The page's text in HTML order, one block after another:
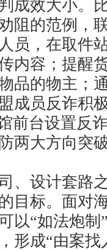
成效大小。
阻的范例，
员，在取件
内容；提醒
品的物主；
成员反诈积
前台设置反
大方向突
设计套路
目标。面对
以“如法炮制
形成“由案找